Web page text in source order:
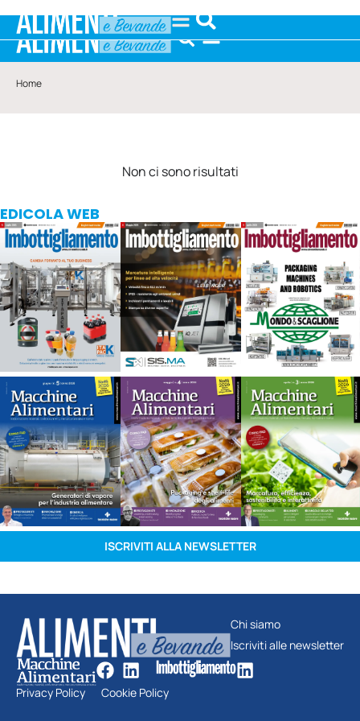
Home
Non ci sono risultati
EDICOLA WEB
ISCRIVITI ALLA NEWSLETTER
Chi siamo
Iscriviti alle newsletter
Privacy Policy Cookie Policy